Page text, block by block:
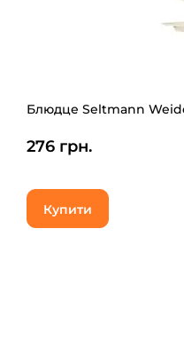
Блюдце Seltmann
276 грн.
Купити